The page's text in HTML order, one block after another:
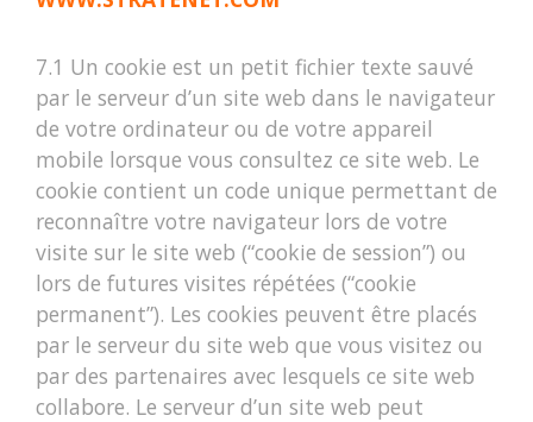
7.1 Un cookie est un petit fichier texte sauvé
par le serveur d’un site web dans le navigateur
de votre ordinateur ou de votre appareil
mobile lorsque vous consultez ce site web. Le
cookie contient un code unique permettant de
reconnaître votre navigateur lors de votre
visite sur le site web (“cookie de session”) ou
lors de futures visites répétées (“cookie
permanent”). Les cookies peuvent être placés
par le serveur du site web que vous visitez ou
par des partenaires avec lesquels ce site web
collabore. Le serveur d’un site web peut